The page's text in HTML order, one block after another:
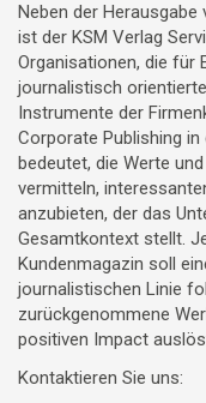
Neben der
ist der KSM Verlag
Organisationen, die für
journalistisch
Instrumente der
Corporate Publishing
bedeutet, die Werte
vermitteln,
anzubieten, der das
Gesamtkontext stellt.
Kundenmagazin soll
journalistischen Linie
zurückgenommene
positiven Impact
Kontaktieren Sie uns: